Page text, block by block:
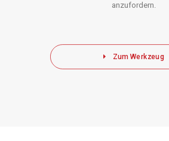
anzufordern.
Zum Werkzeug